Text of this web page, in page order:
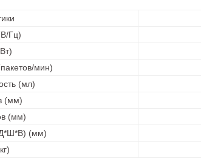
Гц)
мин)
(мл)
(мм)
(мм)
(мм)